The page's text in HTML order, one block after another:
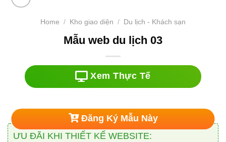
Home / Kho giao diện / Du lịch - Khách sạn
Mẫu web du lịch 03
Xem Thực Tế
ƯU ĐÃI KHI THIẾT KẾ WEBSITE:
Đăng Ký Mẫu Này